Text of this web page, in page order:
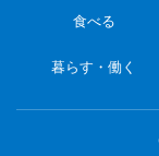
食べる
暮らす・働く